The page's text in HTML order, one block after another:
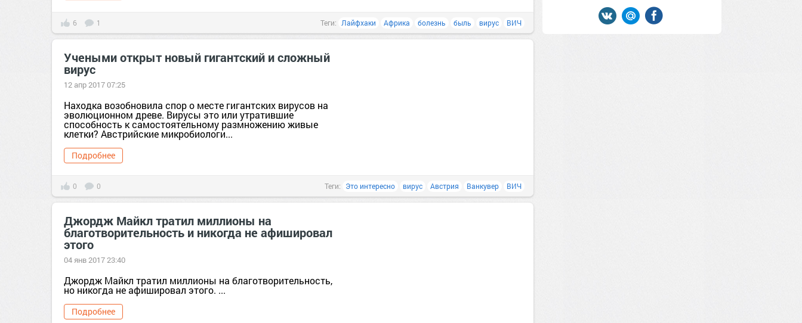
6 1 Теги: Лайфхаки Африка болезнь быль вирус ВИЧ
Учеными открыт новый гигантский и сложный
вирус
12 апр 2017 07:25
Находка возобновила спор о месте гигантских вирусов на
эволюционном древе. Вирусы это или утратившие
способность к самостоятельному размножению живые
клетки? Австрийские микробиологи...
Подробнее
0 0 Теги: Это интересно вирус Австрия Ванкувер ВИЧ
Джордж Майкл тратил миллионы на
благотворительность и никогда не афишировал
этого
04 янв 2017 23:40
Джордж Майкл тратил миллионы на благотворительность,
но никогда не афишировал этого. ...
Подробнее